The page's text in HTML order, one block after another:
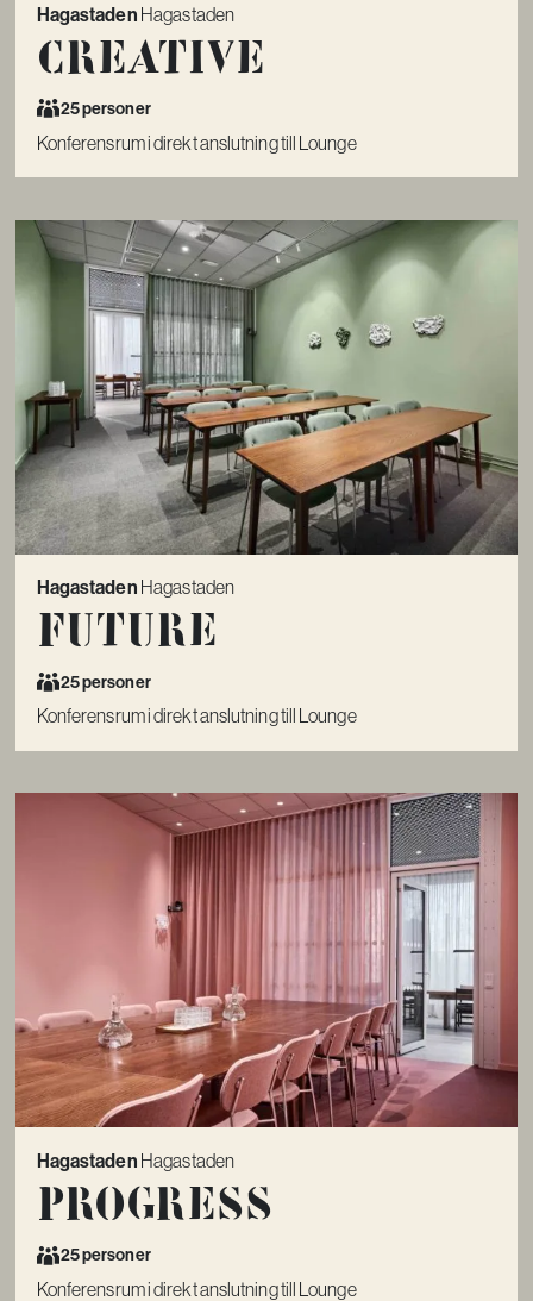
Hagastaden Hagastaden
Creative
25 personer
Konferensrum i direkt anslutning till Lounge
Hagastaden Hagastaden
Future
25 personer
Konferensrum i direkt anslutning till Lounge
Hagastaden Hagastaden
Progress
25 personer
Konferensrum i direkt anslutning till Lounge